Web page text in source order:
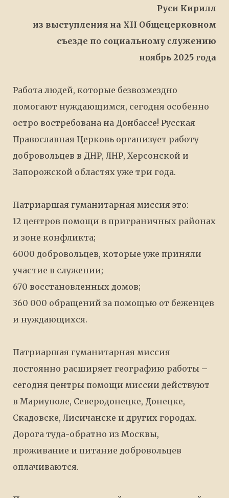
Руси Кирилл
из выступления на ХII Общецерковном
съезде по социальному служению
ноябрь 2025 года
Работа людей, которые безвозмездно
помогают нуждающимся, сегодня особенно
остро востребована на Донбассе! Русская
Православная Церковь организует работу
добровольцев в ДНР, ЛНР, Херсонской и
Запорожской областях уже три года.
Патриаршая гуманитарная миссия это:
12 центров помощи в приграничных районах
и зоне конфликта;
6000 добровольцев, которые уже приняли
участие в служении;
670 восстановленных домов;
360 000 обращений за помощью от беженцев
и нуждающихся.
Патриаршая гуманитарная миссия
постоянно расширяет географию работы –
сегодня центры помощи миссии действуют
в Мариуполе, Северодонецке, Донецке,
Скадовске, Лисичанске и других городах.
Дорога туда-обратно из Москвы,
проживание и питание добровольцев
оплачиваются.